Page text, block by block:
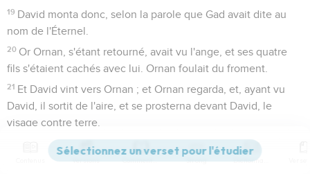
19 David monta donc, selon la parole que Gad avait dite au
nom de l'Éternel.
20 Or Ornan, s'étant retourné, avait vu l'ange, et ses quatre
fils s'étaient cachés avec lui. Ornan foulait du froment.
21 Et David vint vers Ornan ; et Ornan regarda, et, ayant vu
David, il sortit de l'aire, et se prosterna devant David, le
visage contre terre.
Alors David dit à Ornan : Donne-moi la place de cette aire,
et j'y bâtirai un autel à l'Éternel ; donne-la-moi pour le prix
Versions Commentaires Strong